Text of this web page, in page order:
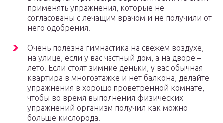
применять упражнения, которые не
согласованы с лечащим врачом и не получили от
него одобрения.
Очень полезна гимнастика на свежем воздухе,
на улице, если у вас частный дом, а на дворе –
лето. Если стоят зимние деньки, у вас обычная
квартира в многоэтажке и нет балкона, делайте
упражнения в хорошо проветренной комнате,
чтобы во время выполнения физических
упражнений организм получил как можно
больше кислорода.